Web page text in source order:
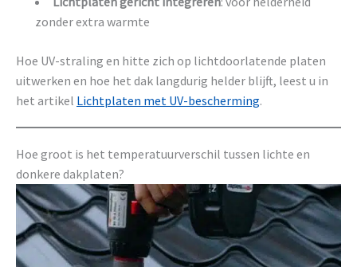
zonder extra warmte
Hoe UV-straling en hitte zich op lichtdoorlatende platen
uitwerken en hoe het dak langdurig helder blijft, leest u in
het artikel Lichtplaten met UV-bescherming.
Hoe groot is het temperatuurverschil tussen lichte en
donkere dakplaten?